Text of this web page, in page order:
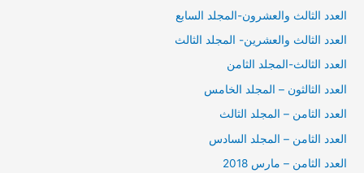
العدد الثالث والعشرون-المجلد السابع
العدد الثالث والعشرين- المجلد الثالث
العدد الثالث-المجلد الثامن
العدد الثالثون – المجلد الخامس
العدد الثامن – المجلد الثالث
العدد الثامن – المجلد السادس
العدد الثامن – مارس 2018